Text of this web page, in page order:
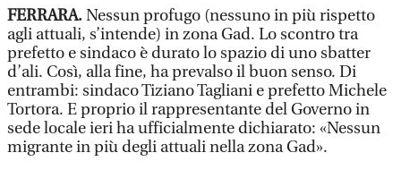
FERRARA.Nessun profugo (nessuno in più rispetto
agli attuali, s’intende) in zona Gad. Lo scontro tra
prefetto e sindaco è durato lo spazio di uno sbatter
d’ali. Così, alla fine, ha prevalso il buon senso. Di
entrambi: sindaco Tiziano Tagliani e prefetto Michele
Tortora. E proprio il rappresentante del Governo in
sede locale ieri ha ufficialmente dichiarato: «Nessun
migrante in più degli attuali nella zona Gad».